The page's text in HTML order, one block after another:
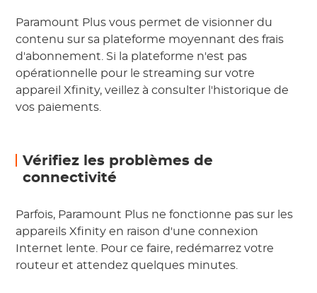
Paramount Plus vous permet de visionner du
contenu sur sa plateforme moyennant des frais
d'abonnement. Si la plateforme n'est pas
opérationnelle pour le streaming sur votre
appareil Xfinity, veillez à consulter l'historique de
vos paiements.
Vérifiez les problèmes de
connectivité
Parfois, Paramount Plus ne fonctionne pas sur les
appareils Xfinity en raison d'une connexion
Internet lente. Pour ce faire, redémarrez votre
routeur et attendez quelques minutes.